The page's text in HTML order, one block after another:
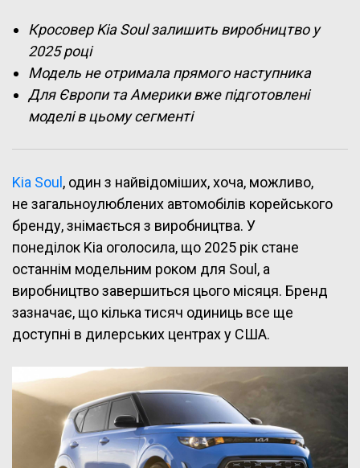
КросоверKia Soul залишить виробництво у
2025 році
Модель не отримала прямого наступника
Для Європи та Америки вже підготовлені
моделі в цьому сегменті
Kia Soul , один з найвідоміших, хоча, можливо,
не загальноулюблених автомобілів корейського
бренду, знімається з виробництва. У
понеділок Kia оголосила, що 2025 рік стане
останнім модельним роком для Soul, а
виробництво завершиться цього місяця. Бренд
зазначає, що кілька тисяч одиниць все ще
доступні в дилерських центрах у США.